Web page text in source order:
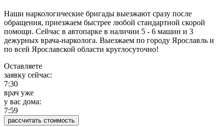
Наши наркологические бригады выезжают сразу после
обращения, приезжаем быстрее любой стандартной скорой
помощи. Сейчас в автопарке в наличии 5 - 6 машин и 3
дежурных врача-нарколога. Выезжаем по городу Ярославль и
по всей Ярославской области круглосуточно!
Оставляете
заявку сейчас:
7:30
врач уже
у вас дома:
7:59
рассчитать стоимость